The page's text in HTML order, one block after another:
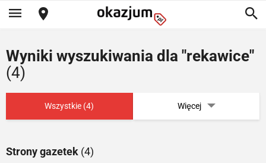
Wyniki wyszukiwania dla "rekawice"
(4)
Wszystkie (4) Więcej
Strony gazetek (4)